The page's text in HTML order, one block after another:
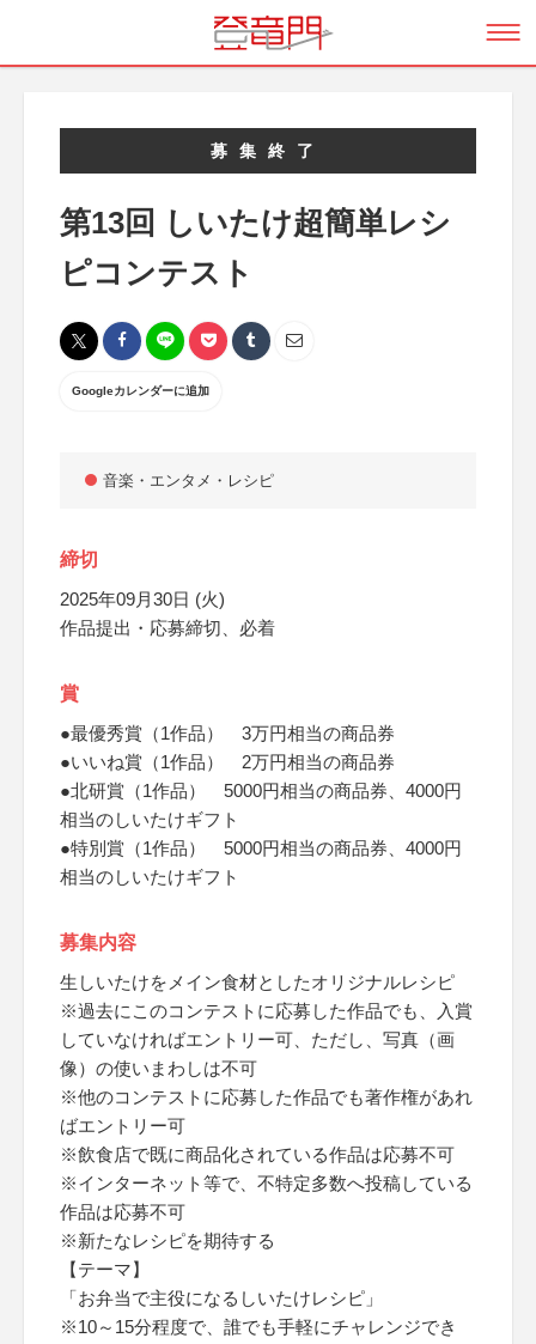
募集終了
第13回 しいたけ超簡単レシ
ピコンテスト
Googleカレンダーに追加
音楽・エンタメ・レシピ
締切
2025年09月30日 (火)
作品提出・応募締切、必着
賞
●最優秀賞（1作品） 3万円相当の商品券
●いいね賞（1作品） 2万円相当の商品券
●北研賞（1作品） 5000円相当の商品券、4000円
相当のしいたけギフト
●特別賞（1作品） 5000円相当の商品券、4000円
相当のしいたけギフト
募集内容
生しいたけをメイン食材としたオリジナルレシピ
※過去にこのコンテストに応募した作品でも、入賞
していなければエントリー可、ただし、写真（画
像）の使いまわしは不可
※他のコンテストに応募した作品でも著作権があれ
ばエントリー可
※飲食店で既に商品化されている作品は応募不可
※インターネット等で、不特定多数へ投稿している
作品は応募不可
※新たなレシピを期待する
【テーマ】
「お弁当で主役になるしいたけレシピ」
※10～15分程度で、誰でも手軽にチャレンジでき